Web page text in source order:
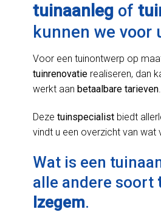
tuinaanleg of
kunnen we voor
Voor een tuinontwerp op
tuinrenovatie realiseren, dan
werkt aan betaalbare tarieven.
Deze tuinspecialist biedt
vindt u een overzicht van
Wat is een
alle andere soort
Izegem.